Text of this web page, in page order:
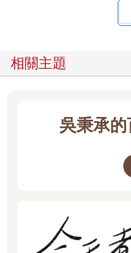
相關主題
吳秉承